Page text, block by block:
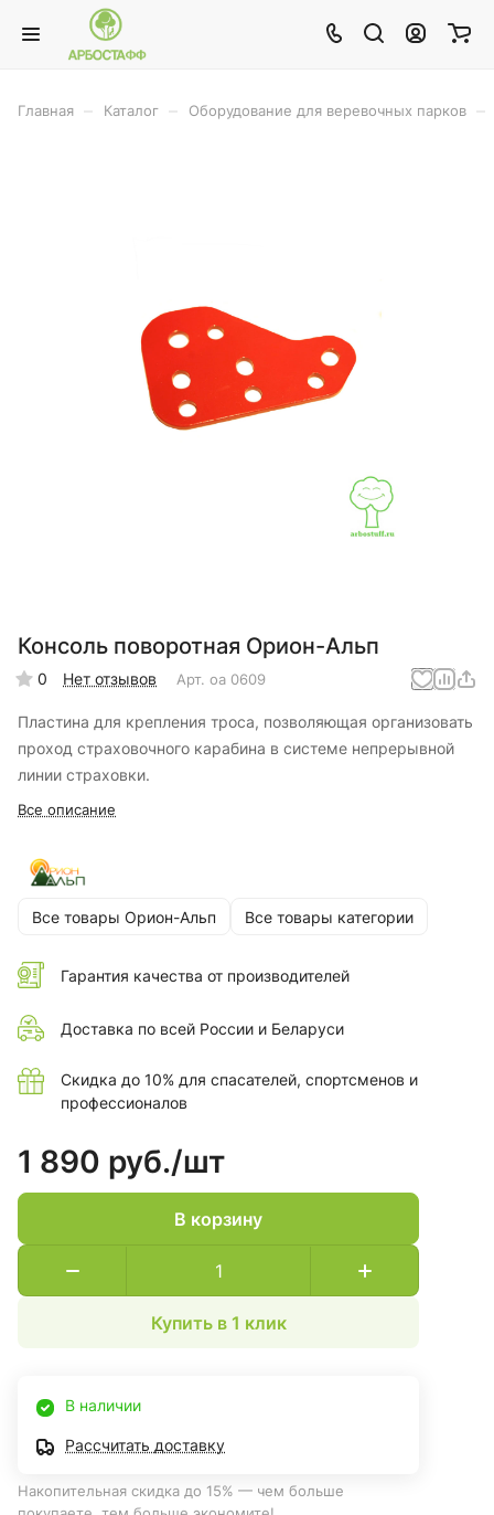
Главная Каталог Оборудование для веревочных парков
Консоль поворотная Орион-Альп
0 Нет отзывов Арт. оа 0609
Пластина для крепления троса, позволяющая организовать
проход страховочного карабина в системе непрерывной
линии страховки.
Все описание
Все товары Орион-Альп Все товары категории
Гарантия качества от производителей
Доставка по всей России и Беларуси
Скидка до 10% для спасателей, спортсменов и
профессионалов
1 890 руб./шт
В корзину
Купить в 1 клик
В наличии
Рассчитать доставку
Накопительная скидка до 15% — чем больше